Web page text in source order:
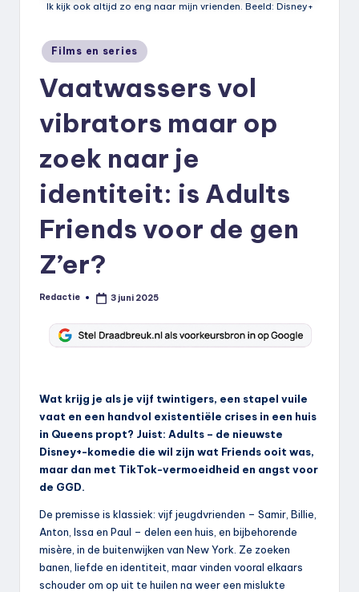
Ik kijk ook altijd zo eng naar mijn vrienden. Beeld: Disney+
Geplaatst
in
Films en series
Vaatwassers vol
vibrators maar op
zoek naar je
identiteit: is Adults
Friends voor de gen
Z’er?
Geplaatst
Redactie 3 juni 2025
Wat krijg je als je vijf twintigers, een stapel vuile
vaat en een handvol existentiële crises in een huis
in Queens propt? Juist: Adults – de nieuwste
Disney+-komedie die wil zijn wat Friends ooit was,
maar dan met TikTok-vermoeidheid en angst voor
de GGD.
De premisse is klassiek: vijf jeugdvrienden – Samir, Billie,
Anton, Issa en Paul – delen een huis, en bijbehorende
misère, in de buitenwijken van New York. Ze zoeken
banen, liefde en identiteit, maar vinden vooral elkaars
schouder om op uit te huilen na weer een mislukte